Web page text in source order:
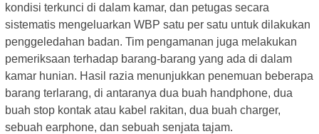
kondisi terkunci di dalam kamar, dan petugas secara
sistematis mengeluarkan WBP satu per satu untuk dilakukan
penggeledahan badan. Tim pengamanan juga melakukan
pemeriksaan terhadap barang-barang yang ada di dalam
kamar hunian. Hasil razia menunjukkan penemuan beberapa
barang terlarang, di antaranya dua buah handphone, dua
buah stop kontak atau kabel rakitan, dua buah charger,
sebuah earphone, dan sebuah senjata tajam.